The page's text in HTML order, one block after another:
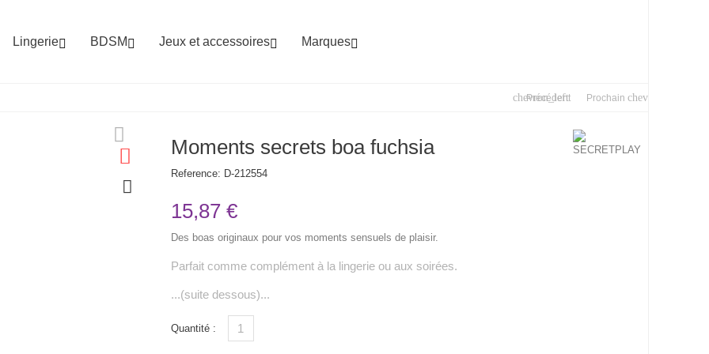
Lingerie BDSM  Jeux et accessoires Marques
chevron_left
Précédent Prochain chevron_right
Moments secrets boa fuchsia
Reference: D-212554
15,87 €
Des boas originaux pour vos moments sensuels de plaisir.
Parfait comme complément à la lingerie ou aux soirées.
...(suite dessous)...
Quantité :